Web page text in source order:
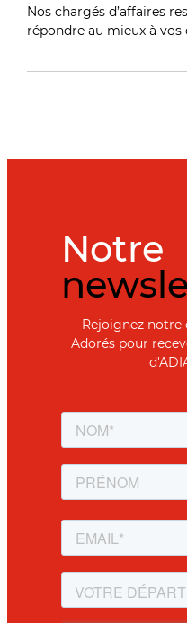
Nos chargés d’affaires
répondre au mieux à vos
Notre
Rejoignez
Adorés pour